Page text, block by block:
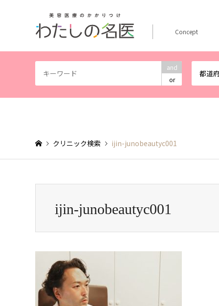
and
or
都道
Concept
クリニック検索 ijin-junobeautyc001
ijin-junobeautyc001